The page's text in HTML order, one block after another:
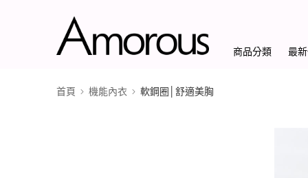
商品分類 最
首頁 機能內衣 軟鋼圈│舒適美胸